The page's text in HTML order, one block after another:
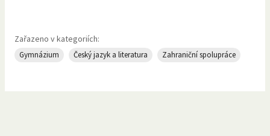
Zařazeno v kategoriích:
Gymnázium Český jazyk a literatura Zahraniční spolupráce